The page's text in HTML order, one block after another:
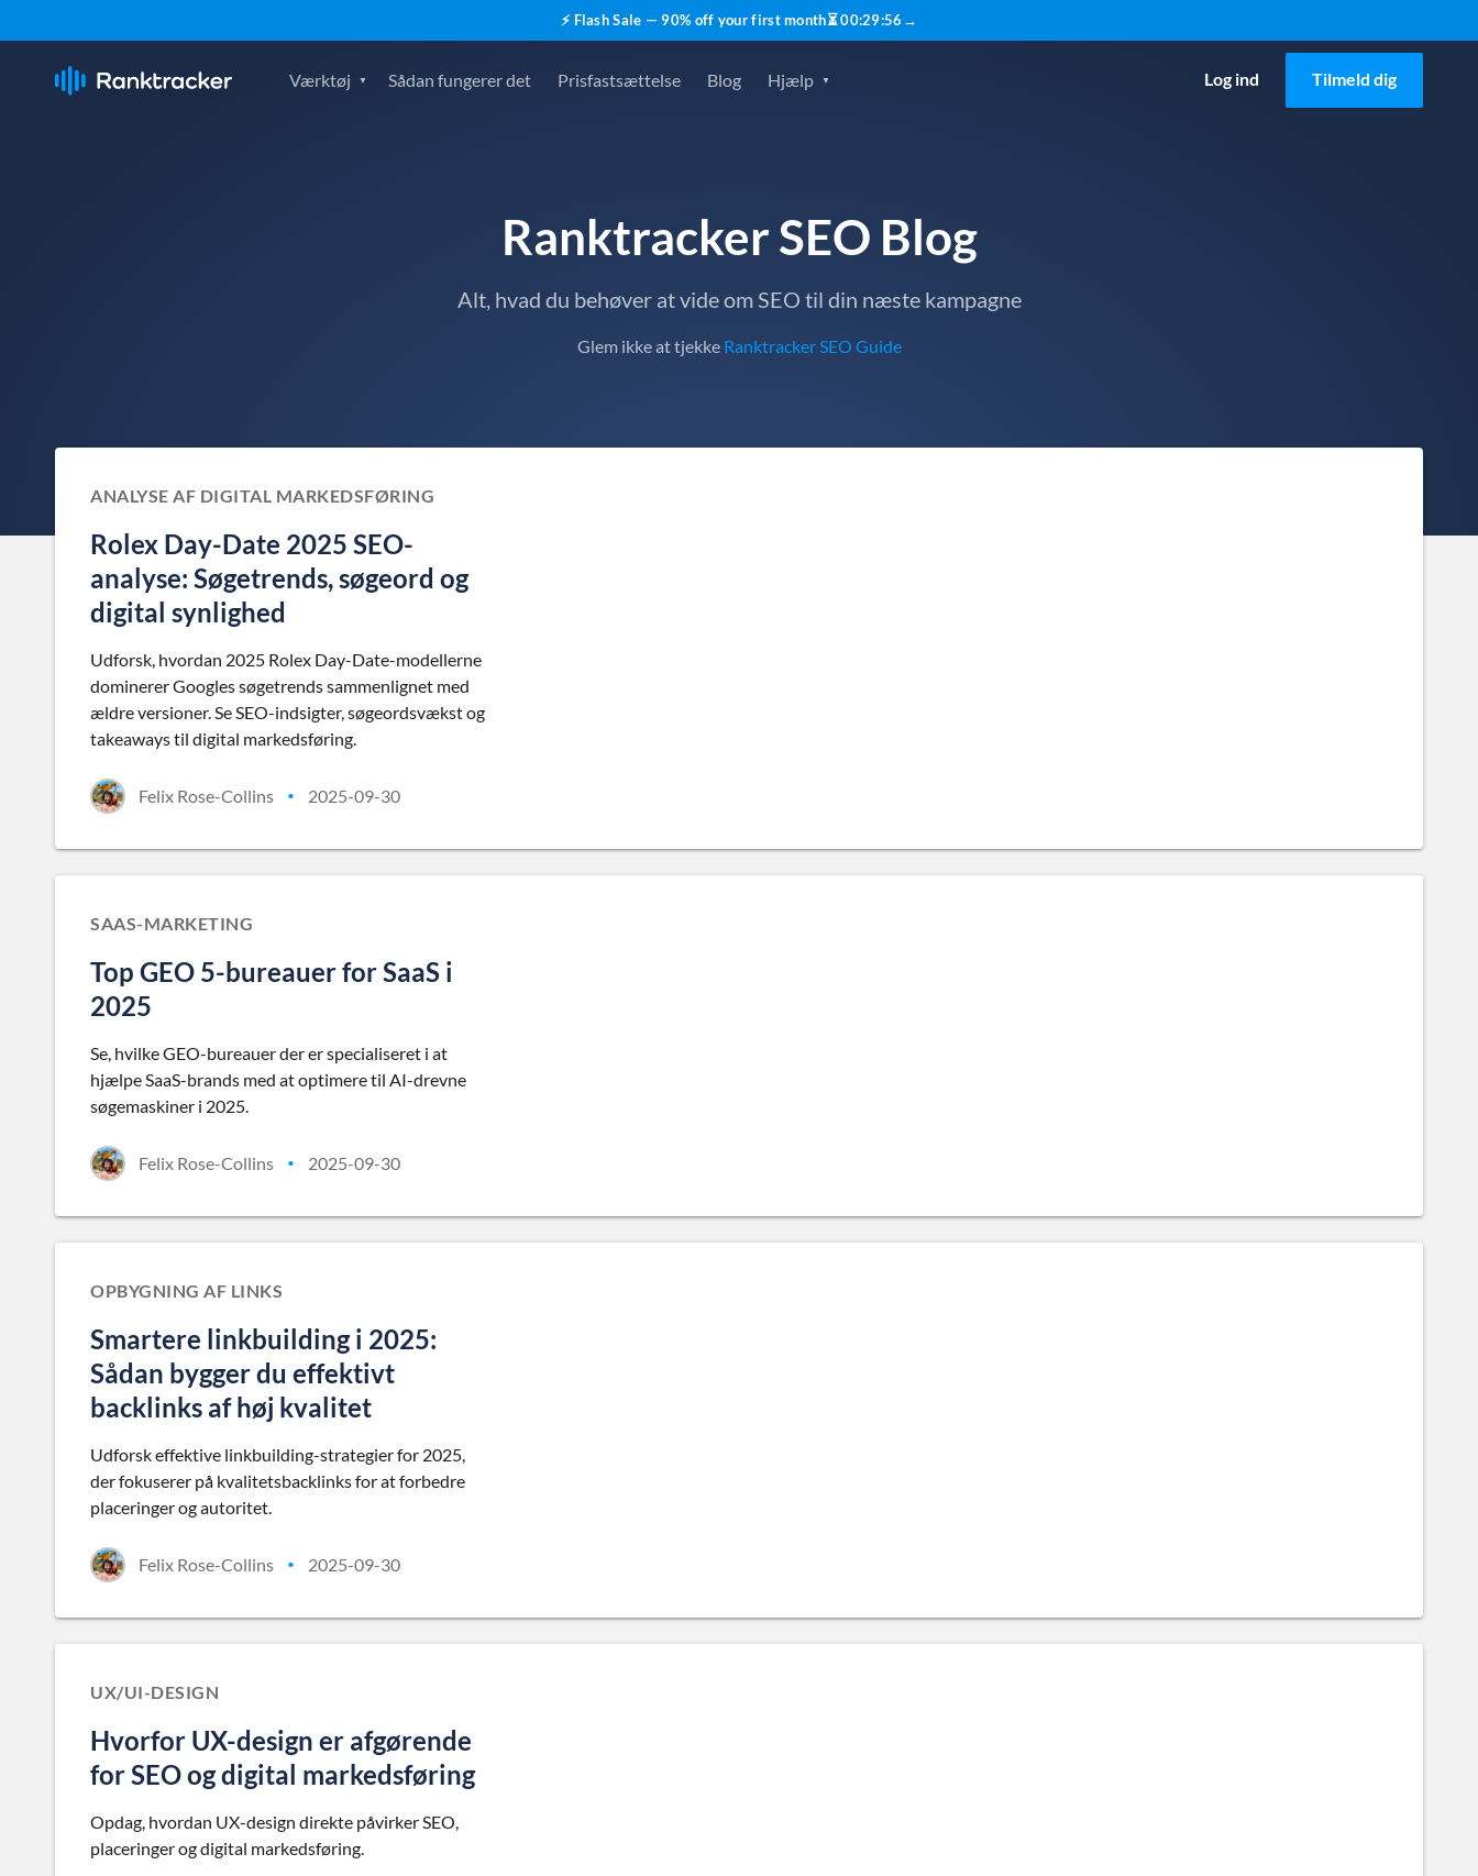
⚡ Flash Sale — 90% off your first month⏳00:29:55 →
Værktøj Sådan fungerer det Prisfastsættelse Blog Hjælp Log ind Tilmeld dig
Ranktracker SEO Blog
Alt, hvad du behøver at vide om SEO til din næste kampagne
Glem ikke at tjekke Ranktracker SEO Guide
ANALYSE AF DIGITAL MARKEDSFØRING
Rolex Day-Date 2025 SEO-
analyse: Søgetrends, søgeord og
digital synlighed
Udforsk, hvordan 2025 Rolex Day-Date-modellerne
dominerer Googles søgetrends sammenlignet med
ældre versioner. Se SEO-indsigter, søgeordsvækst og
takeaways til digital markedsføring.
Felix Rose-Collins • 2025-09-30
SAAS-MARKETING
Top GEO 5-bureauer for SaaS i
2025
Se, hvilke GEO-bureauer der er specialiseret i at
hjælpe SaaS-brands med at optimere til AI-drevne
søgemaskiner i 2025.
Felix Rose-Collins • 2025-09-30
OPBYGNING AF LINKS
Smartere linkbuilding i 2025:
Sådan bygger du effektivt
backlinks af høj kvalitet
Udforsk effektive linkbuilding-strategier for 2025,
der fokuserer på kvalitetsbacklinks for at forbedre
placeringer og autoritet.
Felix Rose-Collins • 2025-09-30
UX/UI-DESIGN
Hvorfor UX-design er afgørende
for SEO og digital markedsføring
Opdag, hvordan UX-design direkte påvirker SEO,
placeringer og digital markedsføring.